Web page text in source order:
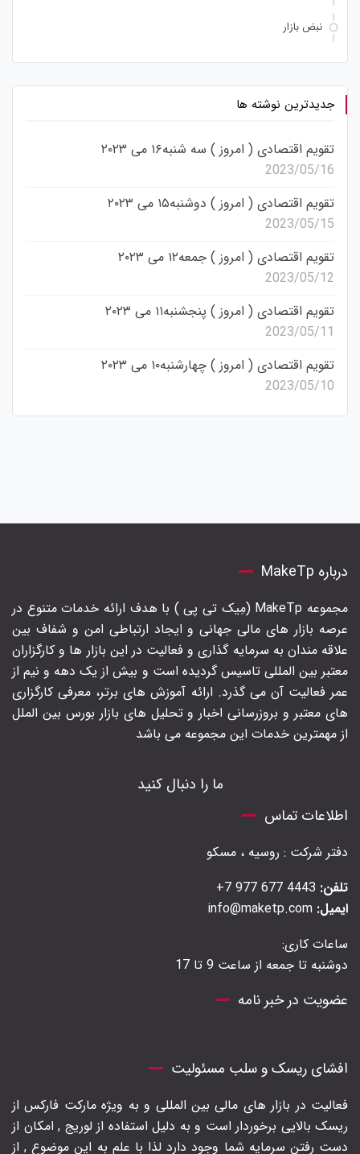
نبض بازار
جدیدترین نوشته ها
تقویم اقتصادی ( امروز ) سه شنبه۱۶ می ۲۰۲۳
2023/05/16
تقویم اقتصادی ( امروز ) دوشنبه۱۵ می ۲۰۲۳
2023/05/15
تقویم اقتصادی ( امروز ) جمعه۱۲ می ۲۰۲۳
2023/05/12
تقویم اقتصادی ( امروز ) پنجشنبه۱۱ می ۲۰۲۳
2023/05/11
تقویم اقتصادی ( امروز ) چهارشنبه۱۰ می ۲۰۲۳
2023/05/10
درباره MakeTp
مجموعه MakeTp (مِیک تی پی ) با هدف ارائه خدمات متنوع در
عرصه بازار های مالی جهانی و ایجاد ارتباطی امن و شفاف بین
علاقه مندان به سرمایه گذاری و فعالیت در این بازار ها و کارگزاران
معتبر بین المللی تاسیس گردیده است و بیش از یک دهه و نیم از
عمر فعالیت آن می گذرد. ارائه آموزش های برتر‍، معرفی کارگزاری
های معتبر و بروزرسانی اخبار و تحلیل های بازار بورس بین الملل
از مهمترین خدمات این مجموعه می باشد
ما را دنبال کنید
اطلاعات تماس
دفتر شرکت : روسیه ، مسکو
تلفن:
ایمیل:
ساعات کاری:
دوشنبه تا جمعه از ساعت 9 تا 17
عضویت در خبر نامه
افشای ریسک و سلب مسئولیت
فعالیت در بازار های مالی بین المللی و به ویژه مارکت فارکس از
ریسک بالایی برخوردار است و به دلیل استفاده از لوریج , امکان از
دست رفتن سرمایه شما وجود دارد لذا با علم به این موضوع , از